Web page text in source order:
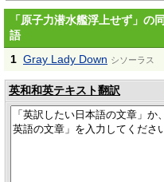
「原子力潜水艦浮上せず」の
語
1 Gray Lady Down シソーラス
英和和英テキスト翻訳